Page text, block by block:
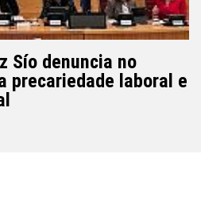
Sío denuncia no
precariedade laboral e